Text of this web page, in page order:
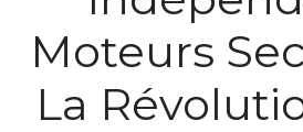
Moteurs
La